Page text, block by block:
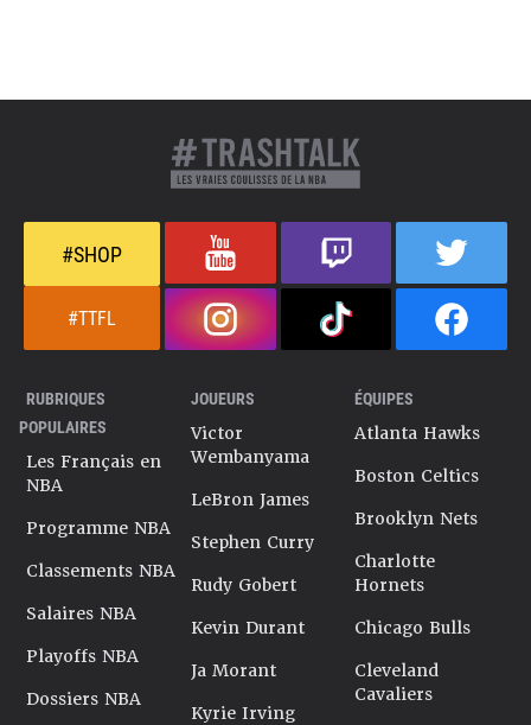
#SHOP
#TTFL
RUBRIQUES
POPULAIRES
Les Français en
NBA
Programme NBA
Classements NBA
Salaires NBA
Playoffs NBA
Dossiers NBA
JOUEURS
Victor
Wembanyama
LeBron James
Stephen Curry
Rudy Gobert
Kevin Durant
Ja Morant
Kyrie Irving
ÉQUIPES
Atlanta Hawks
Boston Celtics
Brooklyn Nets
Charlotte
Hornets
Chicago Bulls
Cleveland
Cavaliers